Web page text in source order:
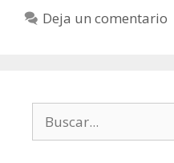
Deja un comentario